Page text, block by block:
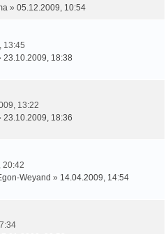
» 05.12.2009, 10:54
13:45
23.10.2009, 18:38
13:22
23.10.2009, 18:36
20:42
Weyand » 14.04.2009, 14:54